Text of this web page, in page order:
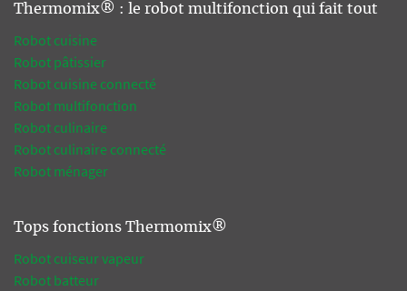
Thermomix® : le robot multifonction qui fait tout
Robot cuisine
Robot pâtissier
Robot cuisine connecté
Robot multifonction
Robot culinaire
Robot culinaire connecté
Robot ménager
Tops fonctions Thermomix®
Robot cuiseur vapeur
Robot batteur